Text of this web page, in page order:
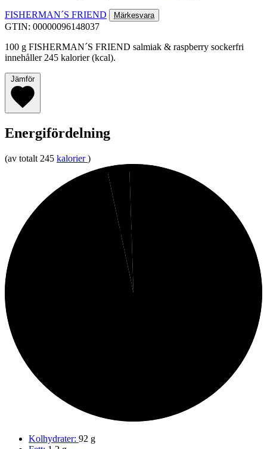
FISHERMAN´S FRIEND Märkesvara
GTIN: 00000096148037
100 g FISHERMAN´S FRIEND salmiak & raspberry sockerfri
innehåller 245 kalorier (kcal).
Jämför
Energifördelning
(av totalt 245 kalorier )
Fett
Protein
Kolhydrater: 92 g